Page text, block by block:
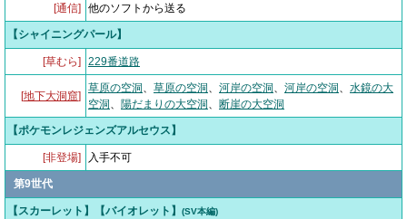
[通信] 他のソフトから送る
【シャイニングパール】
[草むら] 229番道路
[地下大洞窟]
草原の空洞 、 草原の空洞 、 河岸の空洞 、 河岸の空洞 、 水鏡の大
空洞 、 陽だまりの大空洞 、 断崖の大空洞
【ポケモンレジェンズアルセウス】
[非登場] 入手不可
第9世代
【スカーレット】【バイオレット】 (SV本編)